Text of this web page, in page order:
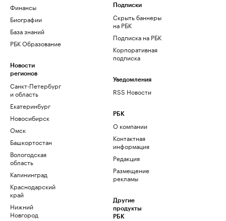
Финансы
Биографии
База знаний
РБК Образование
Новости
регионов
Санкт-Петербург
и область
Екатеринбург
Новосибирск
Омск
Башкортостан
Вологодская
область
Калининград
Краснодарский
край
Нижний
Новгород
Подписки
Скрыть баннеры
на РБК
Подписка на РБК
Корпоративная
подписка
Уведомления
RSS Новости
РБК
О компании
Контактная
информация
Редакция
Размещение
рекламы
Другие
продукты
РБК